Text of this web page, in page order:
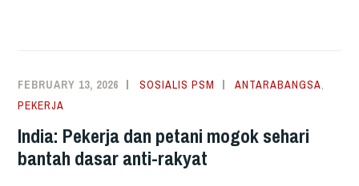
FEBRUARY 13, 2026 SOSIALIS PSM ANTARABANGSA,
PEKERJA
India: Pekerja dan petani mogok sehari
bantah dasar anti-rakyat